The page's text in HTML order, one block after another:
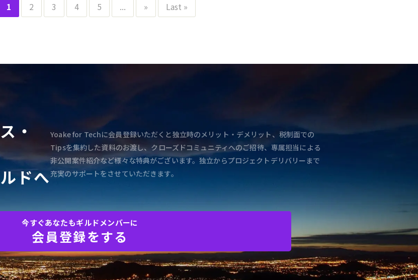
1 2 3 4 5 ... » Last »
・
ドへ
Yoake for Techに会員登録いただくと独立時のメリット・デメリット、税制面での
Tipsを集約した資料のお渡し、クローズドコミュニティへのご招待、専属担当による
非公開案件紹介など様々な特典がございます。独立からプロジェクトデリバリーまで
充実のサポートをさせていただきます。
今すぐあなたもギルドメンバーに
会員登録をする